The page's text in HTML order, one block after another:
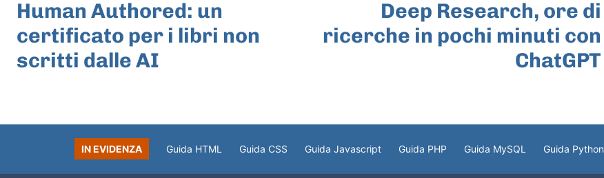
Human Authored: un
certificato per i libri non
scritti dalle AI
Deep Research, ore di
ricerche in pochi minuti con
ChatGPT
IN EVIDENZA Guida HTML Guida CSS Guida Javascript Guida PHP Guida MySQL Guida Python